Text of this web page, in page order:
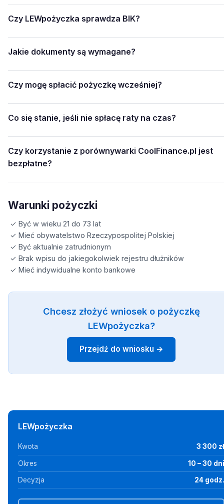
Czy LEWpożyczka sprawdza BIK?
Jakie dokumenty są wymagane?
Czy mogę spłacić pożyczkę wcześniej?
Co się stanie, jeśli nie spłacę raty na czas?
Czy korzystanie z porównywarki CoolFinance.pl jest
bezpłatne?
Warunki pożyczki
✓ Być w wieku 21 do 73 lat
✓ Mieć obywatelstwo Rzeczypospolitej Polskiej
✓ Być aktualnie zatrudnionym
✓ Brak wpisu do jakiegokolwiek rejestru dłużników
✓ Mieć indywidualne konto bankowe
Chcesz złożyć wniosek o pożyczkę
LEWpożyczka?
Przejdź do wniosku →
LEWpożyczka
Kwota 3 300 zł
Okres 10 – 30 dni
Decyzja 24 godz.